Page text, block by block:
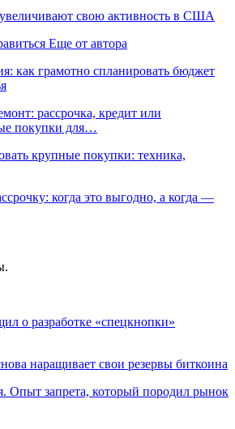
свою активность в США
Еще от автора
как грамотно спланировать бюджет
рассрочка, кредит или
покупки для…
крупные покупки: техника,
когда это выгодно, а когда —
о разработке «спецкнопки»
наращивает свои резервы биткоина
Опыт запрета, который породил рынок